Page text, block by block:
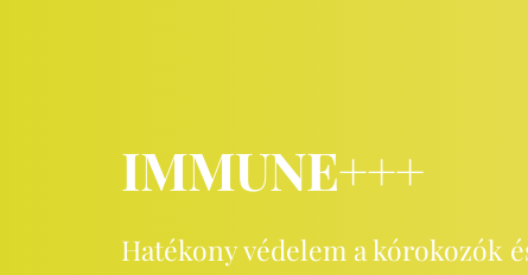
IMMUNE+++
Hatékony védelem a kórokozók